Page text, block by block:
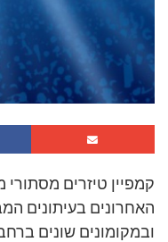
קמפיין טיזרים
האחרונים בעיתונים
ובמקומונים שונים